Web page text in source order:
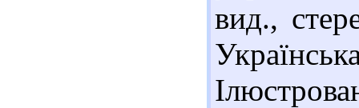
вид.,